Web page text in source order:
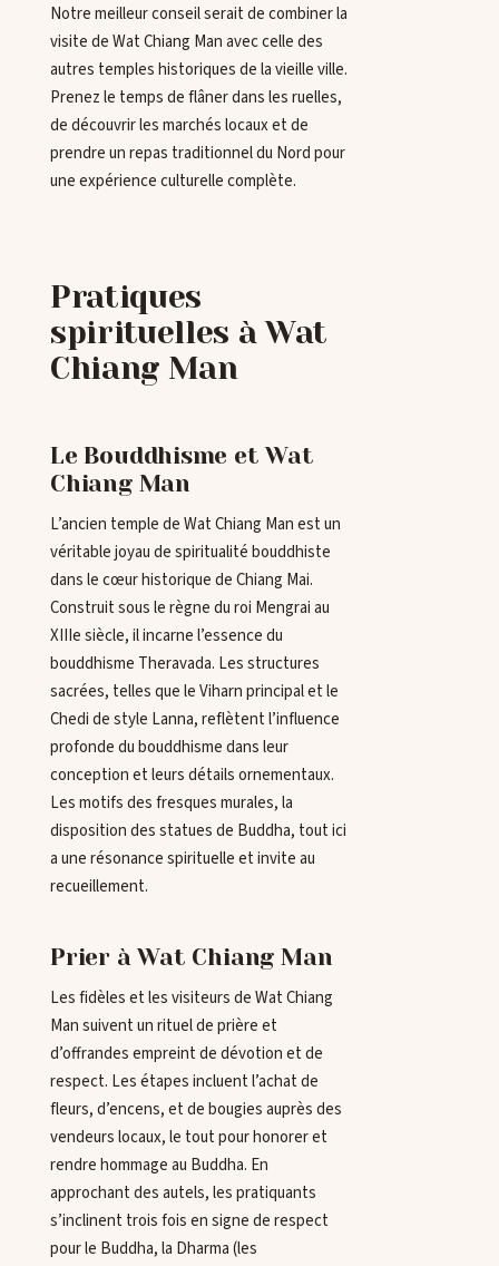
Notre meilleur conseil serait de combiner la
visite de Wat Chiang Man avec celle des
autres temples historiques de la vieille ville.
Prenez le temps de flâner dans les ruelles,
de découvrir les marchés locaux et de
prendre un repas traditionnel du Nord pour
une expérience culturelle complète.
Pratiques
spirituelles à Wat
Chiang Man
Le Bouddhisme et Wat
Chiang Man
L’ancien temple de Wat Chiang Man est un
véritable joyau de spiritualité bouddhiste
dans le cœur historique de Chiang Mai.
Construit sous le règne du roi Mengrai au
XIIIe siècle, il incarne l’essence du
bouddhisme Theravada. Les structures
sacrées, telles que le Viharn principal et le
Chedi de style Lanna, reflètent l’influence
profonde du bouddhisme dans leur
conception et leurs détails ornementaux.
Les motifs des fresques murales, la
disposition des statues de Buddha, tout ici
a une résonance spirituelle et invite au
recueillement.
Prier à Wat Chiang Man
Les fidèles et les visiteurs de Wat Chiang
Man suivent un rituel de prière et
d’offrandes empreint de dévotion et de
respect. Les étapes incluent l’achat de
fleurs, d’encens, et de bougies auprès des
vendeurs locaux, le tout pour honorer et
rendre hommage au Buddha. En
approchant des autels, les pratiquants
s’inclinent trois fois en signe de respect
pour le Buddha, la Dharma (les